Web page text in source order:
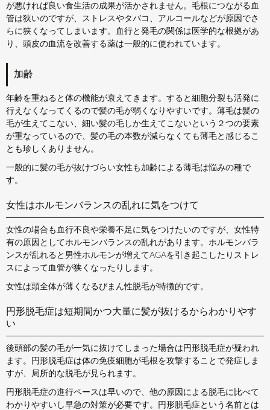
が悪ければ良い食生活の成果が活かされません。毛根につながる血
管は狭いのですが、ストレスやタバコ、アルコールなどが原因でさ
らに狭くなってしまいます。血行と発毛の関係は医学的な根拠があ
り、頭皮の血流を改善する薬は一般的に使われています。
加齢
年齢を重ねると体の機能が衰えてきます。すると細胞分裂も活発に
行えなくなってくるので髪の毛が弱くなりやすいです。薄毛は髪の
毛が生えてこない、細い髪の毛しか生えてこないという２つの要素
が重なっているので、髪の毛の本数が減らなくても薄毛と感じるこ
とも珍しくありません。
一般的に髪の毛が抜けづらい女性も加齢による薄毛は悩みの種で
す。
女性はホルモンバランスの乱れに気をつけて
女性の場合も血行不良や栄養不足に気をつけたいのですが、女性特
有の原因としてホルモンバランスの乱れがあります。ホルモンバラ
ンスが乱れると男性ホルモンが増えてAGAを引き起こしたりストレ
スによって血管が狭くなったりします。
女性は頭全体が薄くなるびまん性脱毛が特徴的です。
円形脱毛症は短期間かつ大量に髪が抜けるからわかりやす
い
後頭部の髪の毛が一気に抜けてしまった場合は円形脱毛症が疑われ
ます。円形脱毛症は体の免疫細胞が毛根を攻撃することで発症しま
すが、局所的な脱毛が見られます。
円形脱毛症の進行ペースは早いので、他の原因による脱毛に比べて
わかりやすいし早急の対策が必要です。円形脱毛症という名前とは